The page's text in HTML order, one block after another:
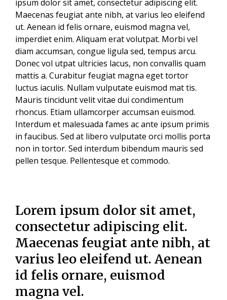
ipsum dolor sit amet, consectetur adipiscing elit.
Maecenas feugiat ante nibh, at varius leo eleifend
ut. Aenean id felis ornare, euismod magna vel,
imperdiet enim. Aliquam erat volutpat. Morbi vel
diam accumsan, congue ligula sed, tempus arcu.
Donec vol utpat ultricies lacus, non convallis quam
mattis a. Curabitur feugiat magna eget tortor
luctus iaculis. Nullam vulputate euismod mat tis.
Mauris tincidunt velit vitae dui condimentum
rhoncus. Etiam ullamcorper accumsan euismod.
Interdum et malesuada fames ac ante ipsum primis
in faucibus. Sed at libero vulputate orci mollis porta
non in tortor. Sed interdum bibendum mauris sed
pellen tesque. Pellentesque et commodo.
Lorem ipsum dolor sit amet,
consectetur adipiscing elit.
Maecenas feugiat ante nibh, at
varius leo eleifend ut. Aenean
id felis ornare, euismod
magna vel.